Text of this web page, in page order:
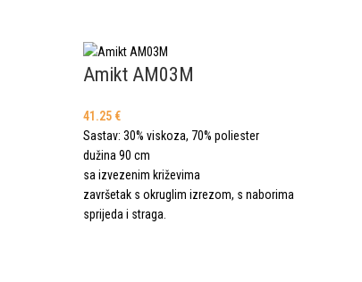
Amikt AM03M
41.25 €
Sastav: 30% viskoza, 70% poliester
dužina 90 cm
sa izvezenim križevima
završetak s okruglim izrezom, s naborima
sprijeda i straga.